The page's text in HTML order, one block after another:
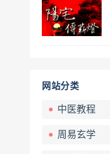
网站分类
中医教程
周易玄学